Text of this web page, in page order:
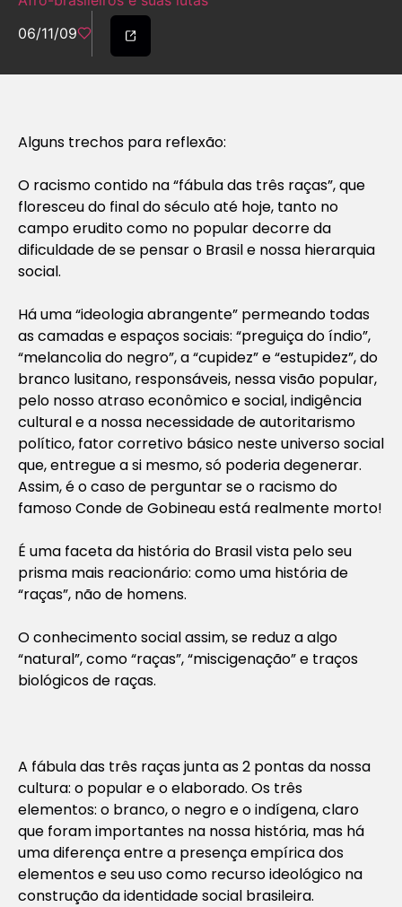
06/11/09
Alguns trechos para reflexão:
O racismo contido na “fábula das três raças”, que
floresceu do final do século até hoje, tanto no
campo erudito como no popular decorre da
dificuldade de se pensar o Brasil e nossa hierarquia
social.
Há uma “ideologia abrangente” permeando todas
as camadas e espaços sociais: “preguiça do índio”,
“melancolia do negro”, a “cupidez” e “estupidez”, do
branco lusitano, responsáveis, nessa visão popular,
pelo nosso atraso econômico e social, indigência
cultural e a nossa necessidade de autoritarismo
político, fator corretivo básico neste universo social
que, entregue a si mesmo, só poderia degenerar.
Assim, é o caso de perguntar se o racismo do
famoso Conde de Gobineau está realmente morto!
É uma faceta da história do Brasil vista pelo seu
prisma mais reacionário: como uma história de
“raças”, não de homens.
O conhecimento social assim, se reduz a algo
“natural”, como “raças”, “miscigenação” e traços
biológicos de raças.
A fábula das três raças junta as 2 pontas da nossa
cultura: o popular e o elaborado. Os três
elementos: o branco, o negro e o indígena, claro
que foram importantes na nossa história, mas há
uma diferença entre a presença empírica dos
elementos e seu uso como recurso ideológico na
construção da identidade social brasileira.